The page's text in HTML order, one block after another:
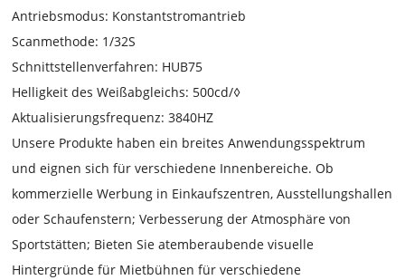
Antriebsmodus: Konstantstromantrieb
Scanmethode: 1/32S
Schnittstellenverfahren: HUB75
Helligkeit des Weißabgleichs: 500cd/◊
Aktualisierungsfrequenz: 3840HZ
Unsere Produkte haben ein breites Anwendungsspektrum
und eignen sich für verschiedene Innenbereiche. Ob
kommerzielle Werbung in Einkaufszentren, Ausstellungshallen
oder Schaufenstern; Verbesserung der Atmosphäre von
Sportstätten; Bieten Sie atemberaubende visuelle
Hintergründe für Mietbühnen für verschiedene